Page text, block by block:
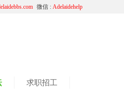
微信 : Adelaidehelp
求职招工